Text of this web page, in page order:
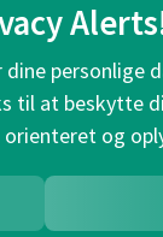
personlige
til at beskytte
og